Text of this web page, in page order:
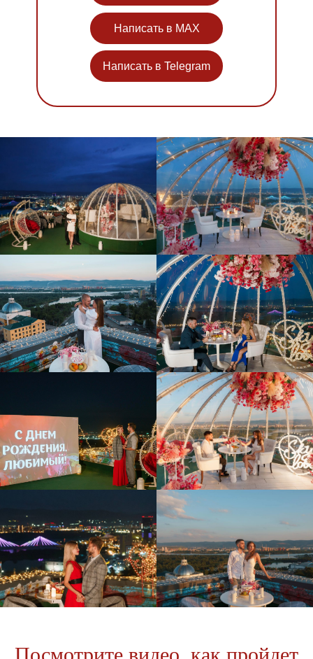
Написать в MAX
Написать в Telegram